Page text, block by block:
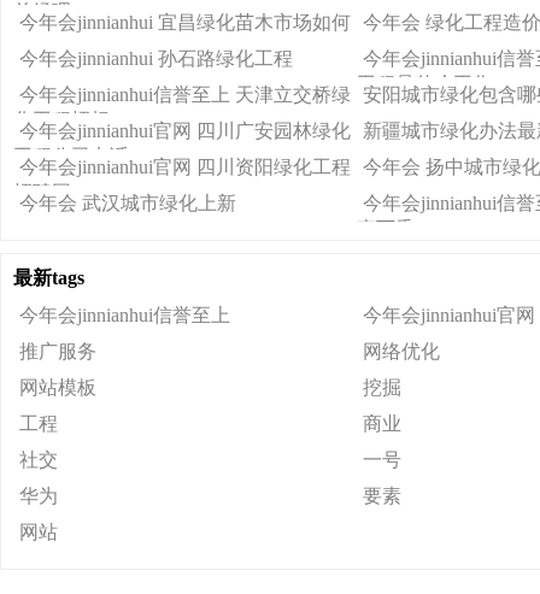
总经理
今年会jinnianhui 宜昌绿化苗木市场如何 今年会 绿化工程造
今年会jinnianhui 孙石路绿化工程
今年会jinnianhui信
工程是什么工作
今年会jinnianhui信誉至上 天津立交桥绿
化工程招标
安阳城市绿化包含
今年会jinnianhui官网 四川广安园林绿化
工程公司电话
新疆城市绿化办法
今年会jinnianhui官网 四川资阳绿化工程
招聘网
今年会 扬中城市绿
今年会 武汉城市绿化上新
今年会jinnianhui信
李万香
最新tags
今年会jinnianhui信誉至上
今年会jinnianhui官网
推广服务
网络优化
网站模板
挖掘
工程
商业
社交
一号
华为
要素
网站